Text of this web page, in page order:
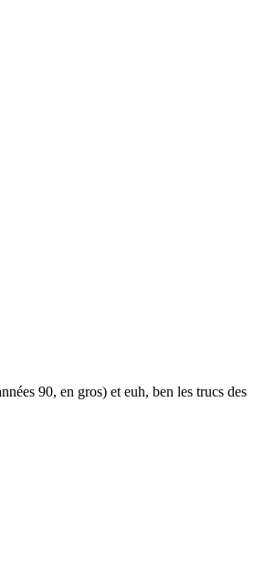
90, en gros) et euh, ben les trucs des